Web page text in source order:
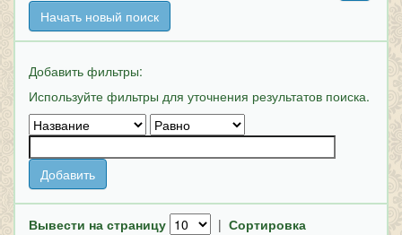
Начать новый поиск
Добавить фильтры:
Используйте фильтры для уточнения результатов поиска.
Вывести на страницу | Сортировка